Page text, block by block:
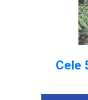
Cele